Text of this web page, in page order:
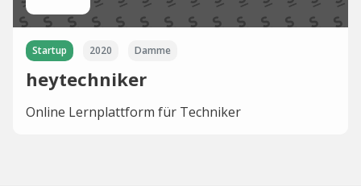
Startup 2020 Damme
heytechniker
Online Lernplattform für Techniker